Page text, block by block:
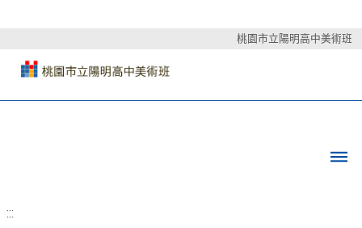
桃園市立陽明高中美術班
:::